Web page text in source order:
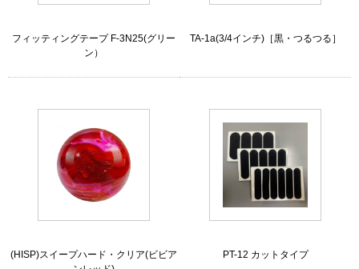
フィッティングテープ F-3N25(グリー
ン）
TA-1a(3/4インチ)［黒・つるつる］
(HISP)スイープハード・クリア(ビビア
PT-12 カットタイプ